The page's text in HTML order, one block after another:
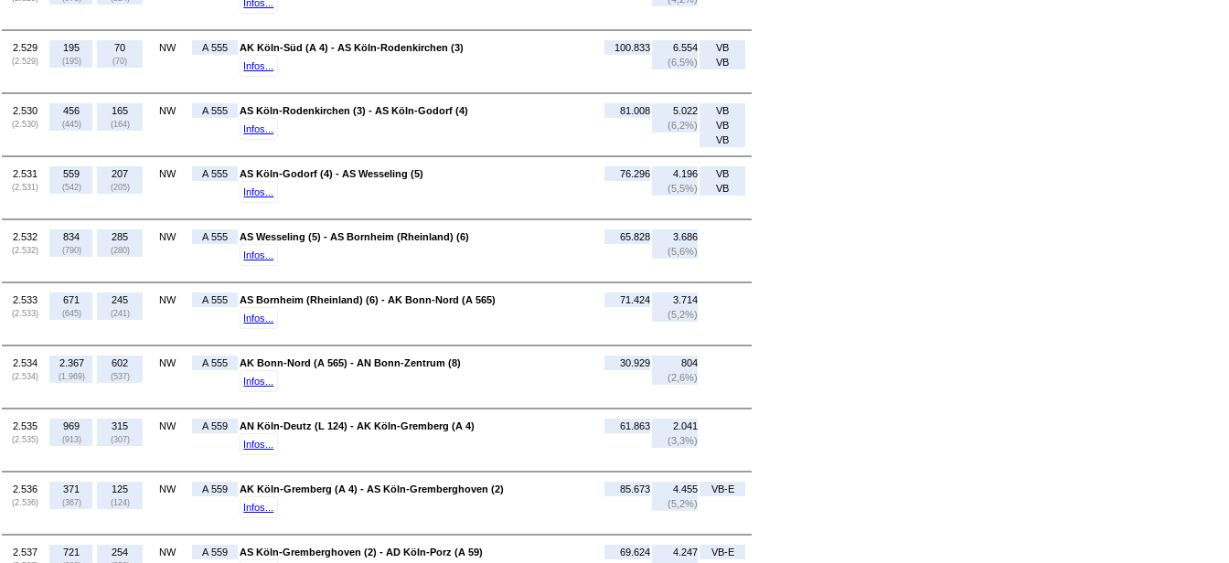
Infos...
2.529
(2.529)
195
(195)
70
(70)
NW A 555
AK Köln-Süd (A 4) - AS Köln-Rodenkirchen (3)
Infos...
100.833
6.554
(6,5%)
VB
VB
2.530
(2.530)
456
(445)
165
(164)
NW A 555
AS Köln-Rodenkirchen (3) - AS Köln-Godorf (4)
Infos...
81.008
5.022
(6,2%)
VB
VB
VB
2.531
(2.531)
559
(542)
207
(205)
NW A 555
AS Köln-Godorf (4) - AS Wesseling (5)
Infos...
76.296
4.196
(5,5%)
VB
VB
2.532
(2.532)
834
(790)
285
(280)
NW A 555
AS Wesseling (5) - AS Bornheim (Rheinland) (6)
Infos...
65.828
3.686
(5,6%)
2.533
(2.533)
671
(645)
245
(241)
NW A 555
AS Bornheim (Rheinland) (6) - AK Bonn-Nord (A 565)
Infos...
71.424
3.714
(5,2%)
2.534
(2.534)
2.367
(1.969)
602
(537)
NW A 555
AK Bonn-Nord (A 565) - AN Bonn-Zentrum (8)
Infos...
30.929
804
(2,6%)
2.535
(2.535)
969
(913)
315
(307)
NW A 559
AN Köln-Deutz (L 124) - AK Köln-Gremberg (A 4)
Infos...
61.863
2.041
(3,3%)
2.536
(2.536)
371
(367)
125
(124)
NW A 559
AK Köln-Gremberg (A 4) - AS Köln-Gremberghoven (2)
Infos...
85.673
4.455
(5,2%)
VB-E
2.537 721 254 NW A 559 AS Köln-Gremberghoven (2) - AD Köln-Porz (A 59) 69.624
4.247
VB-E